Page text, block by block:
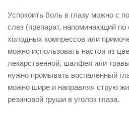
Успокоить боль в глазу можно с
слез (препарат, напоминающий по
холодных компрессов или
можно использовать настои из
лекарственной, шалфея или
нужно промывать воспаленный
можно шире и направляя струю
резиновой груши в уголок глаза.